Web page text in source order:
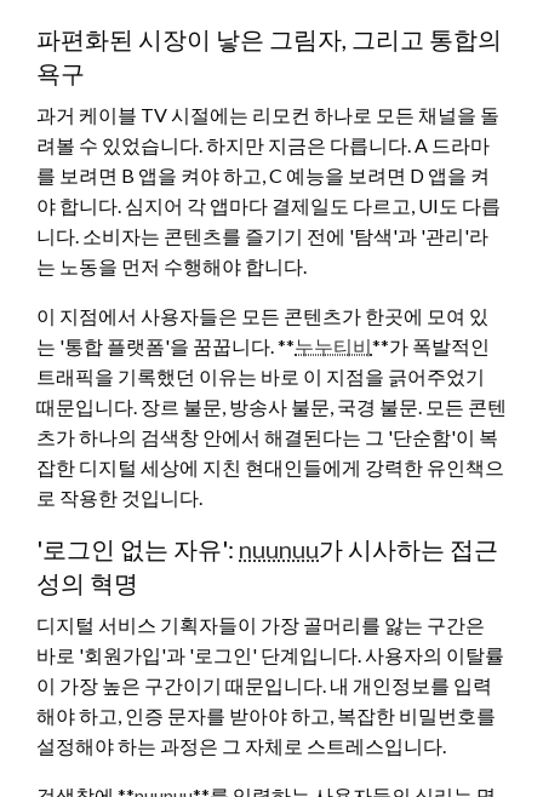
파편화된 시장이 낳은 그림자, 그리고 통합의
욕구
과거 케이블 TV 시절에는 리모컨 하나로 모든 채널을 돌
려볼 수 있었습니다. 하지만 지금은 다릅니다. A 드라마
를 보려면 B 앱을 켜야 하고, C 예능을 보려면 D 앱을 켜
야 합니다. 심지어 각 앱마다 결제일도 다르고, UI도 다릅
니다. 소비자는 콘텐츠를 즐기기 전에 '탐색'과 '관리'라
는 노동을 먼저 수행해야 합니다.
이 지점에서 사용자들은 모든 콘텐츠가 한곳에 모여 있
는 '통합 플랫폼'을 꿈꿉니다. **누누티비**가 폭발적인
트래픽을 기록했던 이유는 바로 이 지점을 긁어주었기
때문입니다. 장르 불문, 방송사 불문, 국경 불문. 모든 콘텐
츠가 하나의 검색창 안에서 해결된다는 그 '단순함'이 복
잡한 디지털 세상에 지친 현대인들에게 강력한 유인책으
로 작용한 것입니다.
'로그인 없는 자유': nuunuu가 시사하는 접근
성의 혁명
디지털 서비스 기획자들이 가장 골머리를 앓는 구간은
바로 '회원가입'과 '로그인' 단계입니다. 사용자의 이탈률
이 가장 높은 구간이기 때문입니다. 내 개인정보를 입력
해야 하고, 인증 문자를 받아야 하고, 복잡한 비밀번호를
설정해야 하는 과정은 그 자체로 스트레스입니다.